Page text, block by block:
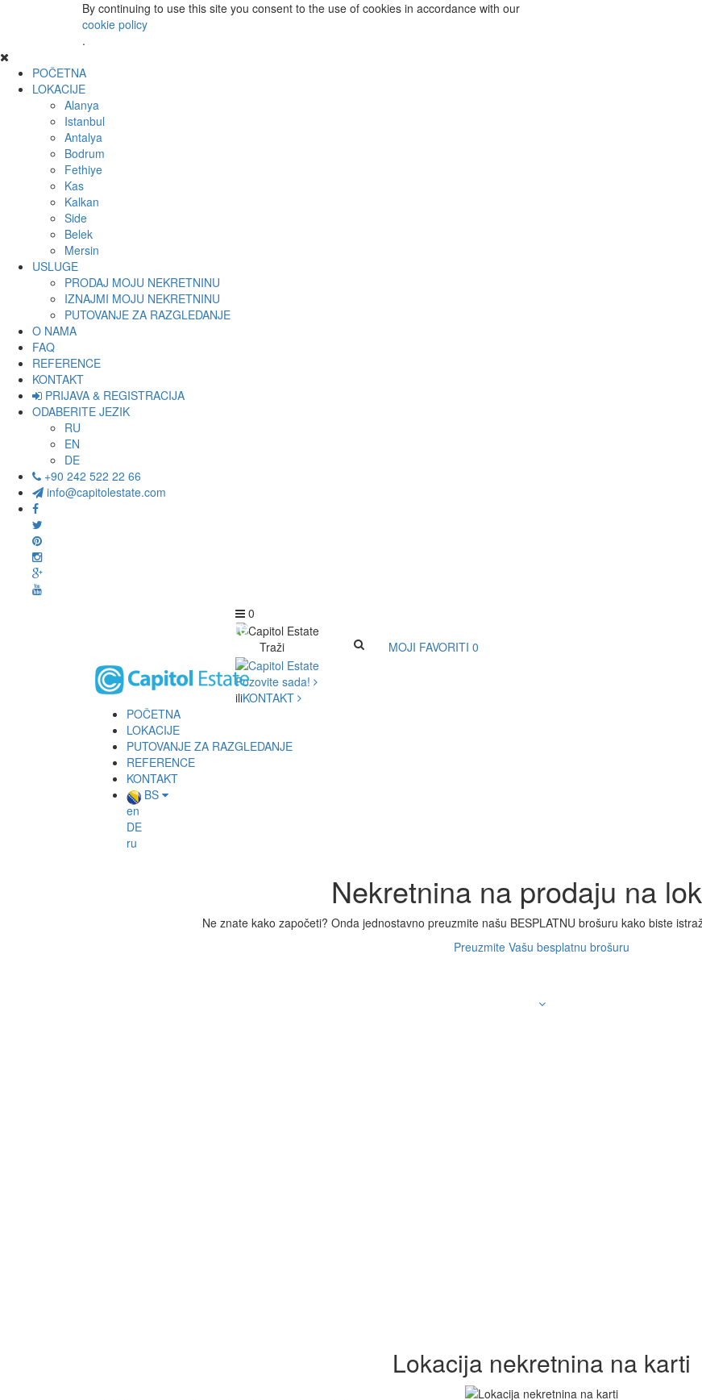
By continuing to use this site you consent to the use of cookies in accordance with our
cookie policy
.
POČETNA
LOKACIJE
Alanya
Istanbul
Antalya
Bodrum
Fethiye
Kas
Kalkan
Side
Belek
Mersin
USLUGE
PRODAJ MOJU NEKRETNINU
IZNAJMI MOJU NEKRETNINU
PUTOVANJE ZA RAZGLEDANJE
O NAMA
FAQ
REFERENCE
KONTAKT
PRIJAVA & REGISTRACIJA
ODABERITE JEZIK
RU
EN
DE
+90 242 522 22 66
info@capitolestate.com
0
Traži MOJI FAVORITI 0
Pozovite sada!
iliKONTAKT
POČETNA
LOKACIJE
PUTOVANJE ZA RAZGLEDANJE
REFERENCE
KONTAKT
BS
en
DE
ru
Nekretnina na prodaju na
Ne znate kako započeti? Onda jednostavno preuzmite našu BESPLATNU brošuru kako biste
Preuzmite Vašu besplatnu brošuru
Lokacija nekretnina na karti